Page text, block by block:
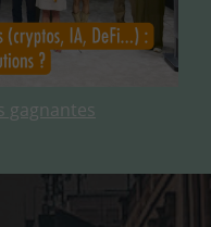
gagnantes